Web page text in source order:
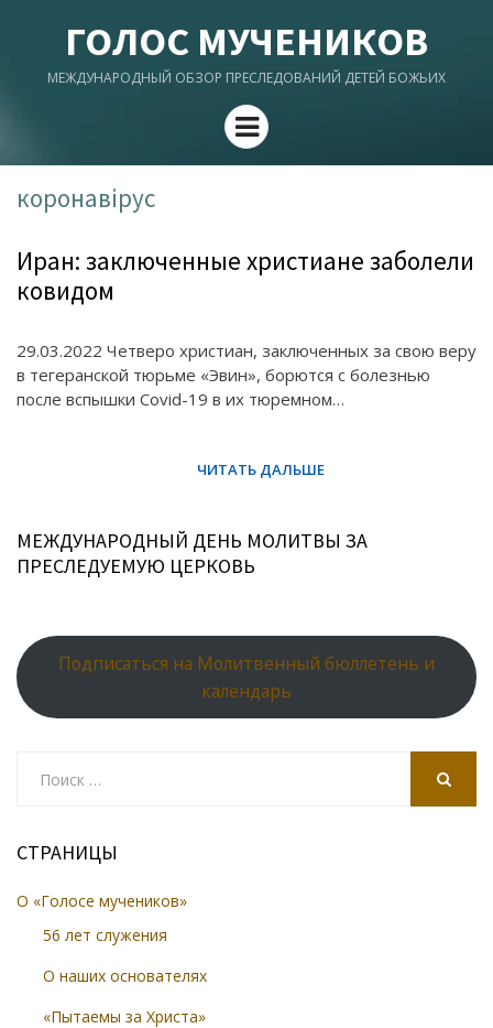
ГОЛОС МУЧЕНИКОВ
МЕЖДУНАРОДНЫЙ ОБЗОР ПРЕСЛЕДОВАНИЙ ДЕТЕЙ БОЖЬИХ
Menu
коронавірус
Иран: заключенные христиане заболели
ковидом
29.03.2022 Четверо христиан, заключенных за свою веру
в тегеранской тюрьме «Эвин», борются с болезнью
после вспышки Covid-19 в их тюремном…
МЕЖДУНАРОДНЫЙ ДЕНЬ МОЛИТВЫ ЗА
ПРЕСЛЕДУЕМУЮ ЦЕРКОВЬ
Подписаться на Молитвенный бюллетень и
календарь
СТРАНИЦЫ
О «Голосе мучеников»
56 лет служения
О наших основателях
«Пытаемы за Христа»